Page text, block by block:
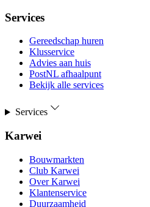
Services
Gereedschap huren
Klusservice
Advies aan huis
PostNL afhaalpunt
Bekijk alle services
Services
Karwei
Bouwmarkten
Club Karwei
Over Karwei
Klantenservice
Duurzaamheid